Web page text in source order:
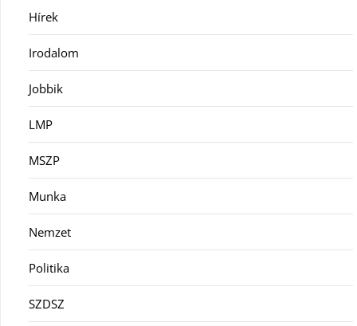
Hírek
Irodalom
Jobbik
LMP
MSZP
Munka
Nemzet
Politika
SZDSZ